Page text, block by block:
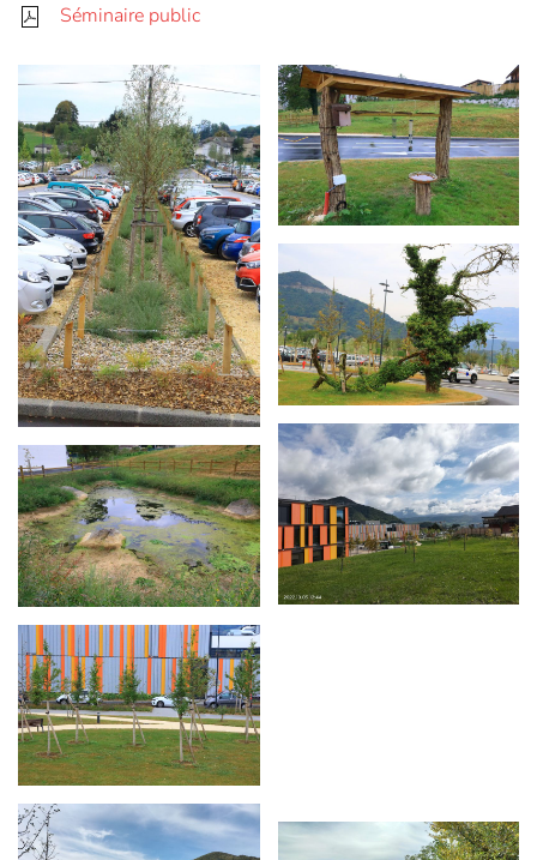
Séminaire public
Agrandir
Agrandir
Agrandir
Agrandir
Agrandir
Agrandir